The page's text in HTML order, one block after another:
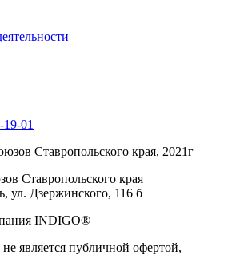
19-01
Ставропольского края, 2021г
Ставропольского края
ул. Дзержинского, 116 б
INDIGO®
является публичной офертой,